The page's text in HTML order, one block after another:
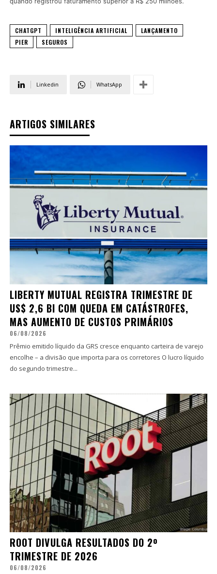
CHATGPT INTELIGÊNCIA ARTIFICIAL
LANÇAMENTO
PIER
SEGUROS
Linkedin WhatsApp
ARTIGOS SIMILARES
LIBERTY MUTUAL REGISTRA TRIMESTRE DE
US$ 2,6 BI COM QUEDA EM CATÁSTROFES,
MAS AUMENTO DE CUSTOS PRIMÁRIOS
06/08/2026
Prêmio emitido líquido da GRS cresce enquanto carteira de varejo
encolhe – a divisão que importa para os corretores O lucro líquido
do segundo trimestre...
ROOT DIVULGA RESULTADOS DO 2º
TRIMESTRE DE 2026
06/08/2026